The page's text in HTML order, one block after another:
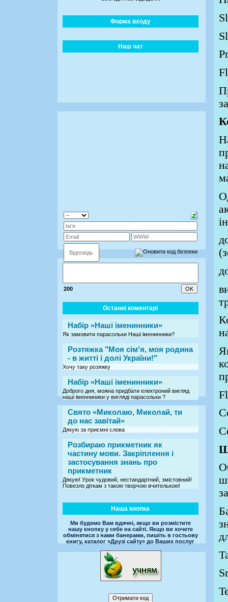
Форма входу
Наш чат
200
Останні коментарі
Набір «Наші іменинники»
Як замовити парасольки Наші іменинники?
Розтяжка "Моя сім'я, моя родина
- в житті і долі України!"
Хочу таку розяжку
Набір «Наші іменинники»
Доброго дня, можна придбати електроний вигляд
наші іменниники у вигляді парасольки ?
Свято «Миколаю, Миколай, ти
до нас завітай»
Дякую за приємні слова
Розбираю прикметник як
частину мови. Закріплення і
застосування знань про
прикметник
Дякую! Урок чудовий, нестандартний, змістовний!
Повезло діткам з такою творчою вчителькою!
Наша кнопка
Ми будемо Вам вдячні, якщо ви розмістите
нашу кнопку у себе на сайті. Якщо ви хочете
обмінятися з нами банерами, пишіть в гостьову
книгу, каталог «Друзі сайту» до Ваших послуг